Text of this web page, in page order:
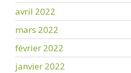
avril 2022
mars 2022
février 2022
janvier 2022